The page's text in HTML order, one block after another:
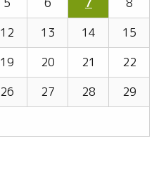
12 13 14
15
19 20 21
22
26 27 28
29